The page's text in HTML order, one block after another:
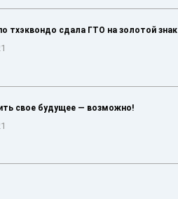
тхэквондо сдала ГТО на золотой знак
свое будущее — возможно!